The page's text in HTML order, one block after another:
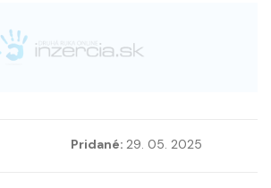
Pridané: 29. 05. 2025